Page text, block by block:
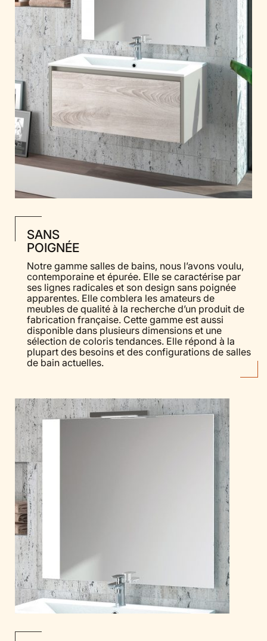
SANS
POIGNÉE
Notre gamme salles de bains, nous l’avons voulu,
contemporaine et épurée. Elle se caractérise par
ses lignes radicales et son design sans poignée
apparentes. Elle comblera les amateurs de
meubles de qualité à la recherche d’un produit de
fabrication française. Cette gamme est aussi
disponible dans plusieurs dimensions et une
sélection de coloris tendances. Elle répond à la
plupart des besoins et des configurations de salles
de bain actuelles.